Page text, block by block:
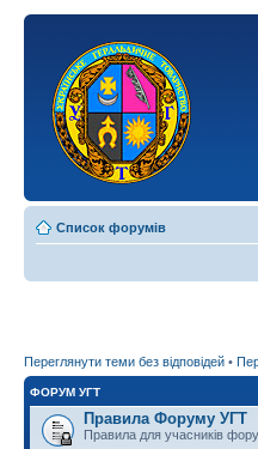
Список форумів
Переглянути теми без відповідей •
ФОРУМ УГТ
Правила Форуму УГТ
Правила для учасників